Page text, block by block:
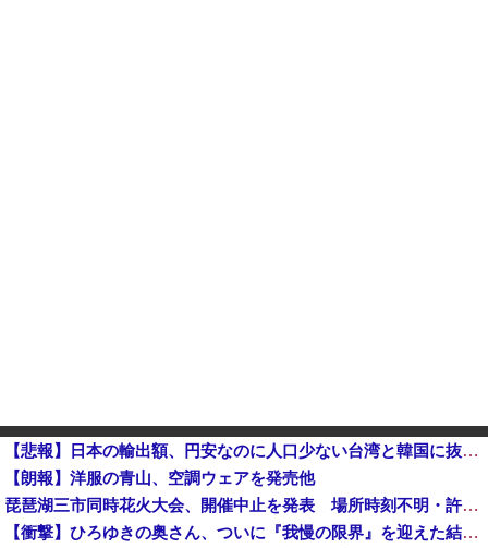
【悲報】日本の輸出額、円安なのに人口少ない台湾と韓国に抜かれてしまうｗｗｗｗｗ
【朗報】洋服の青山、空調ウェアを発売他
琵琶湖三市同時花火大会、開催中止を発表 場所時刻不明・許可なし・交通整理なし・市が関与否定
【衝撃】ひろゆきの奥さん、ついに『我慢の限界』を迎えた結果・・・・・